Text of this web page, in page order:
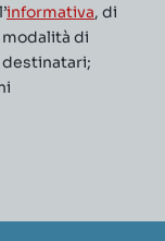
informativa, di
di